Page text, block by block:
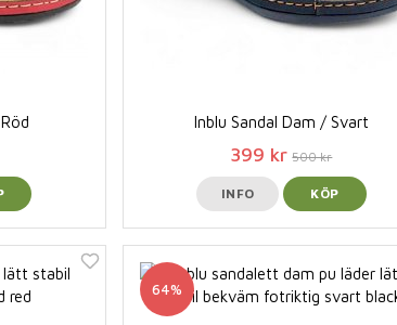
Inblu Sandal Dam / Svart
399 kr 500 kr
INFO KÖP
64%